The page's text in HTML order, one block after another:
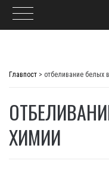
Главпост > отбеливание белых
ХИМИИ